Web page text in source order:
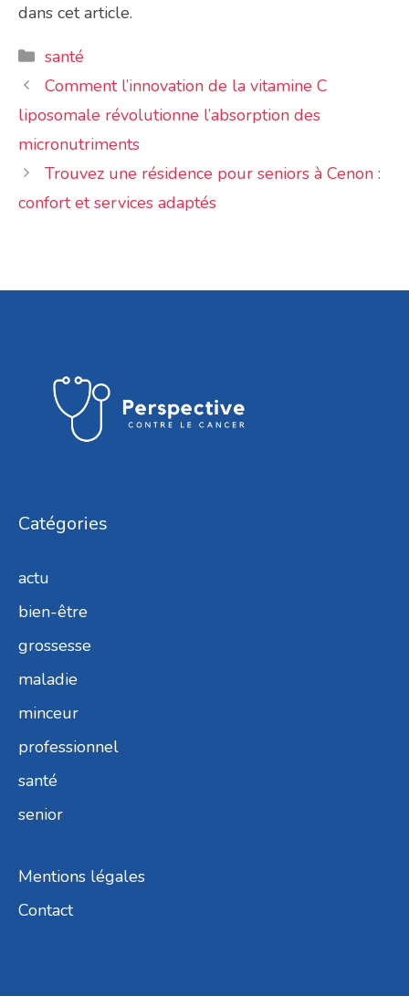
dans cet article.
Catégories
santé
Comment l’innovation de la vitamine C
liposomale révolutionne l’absorption des
micronutriments
Trouvez une résidence pour seniors à Cenon :
confort et services adaptés
Catégories
actu
bien-être
grossesse
maladie
minceur
professionnel
santé
senior
Mentions légales
Contact